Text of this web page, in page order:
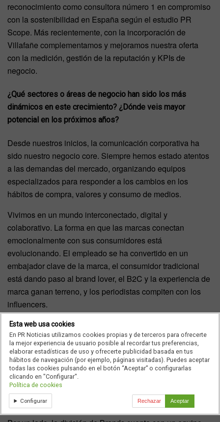
reconocimiento como consultora número 1 en compromiso
con la sostenibilidad en España según el estudio PR
Scope. Más recientemente, con la incorporación de
Villafañe complementamos y mejoramos nuestra oferta
con la medición, gestión de la reputación y KPIs de
negocio.
¿Qué sectores o áreas de negocio han sido los más
dinámicos en este crecimiento? ¿Dónde veis mayor
potencial en los próximos años?
Desde nuestros inicios, la comunicación corporativa ha
sido nuestro negocio core. Siempre hemos estado atentos
a las demandas del mercado, organizando equipos
especializados para responder a los cambios en los
hábitos de compra, valores y consumo de medios.
Vivimos en un mundo interconectado, digital y
colaborativo. La forma en que las marcas conectan
emocionalmente con sus consumidores está
evolucionando. El empleado se ha convertido en un
embajador clave de la marca, el consumidor tradicional
está dando paso al brand lover, el B2C y la experiencia de
marca ganan terreno, y los periodistas compiten con los
influencers.
Aproximadamente el 40% de los ingresos ya provienen de
la comunicación digital, interna y de consumidor. ¿Cómo han
evolucionado las necesidades de las marcas en este
sentido?
Efectivamente, estos servicios representan el 40% de
nuestra facturación y el 50% de nuestro equipo.
Esta web usa cookies
En PR Noticias utilizamos cookies propias y de terceros para ofrecerte
la mejor experiencia de usuario posible al recordar tus preferencias,
elaborar estadísticas de uso y ofrecerte publicidad basada en tus
hábitos de navegación (por ejemplo, páginas visitadas). Puedes aceptar
todas las cookies pulsando en el botón “Aceptar” o configurarlas
clicando en "Configurar".
Política de cookies
Configurar Rechazar Aceptar